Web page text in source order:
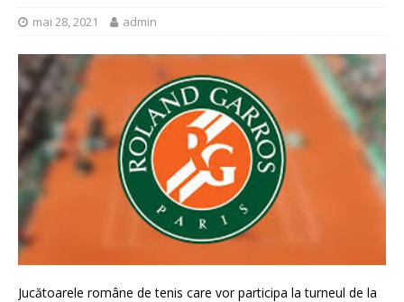
mai 28, 2021 admin
Jucătoarele române de tenis care vor participa la turneul de la